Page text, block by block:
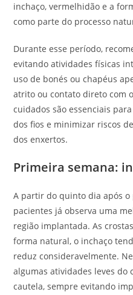
inchaço, vermelhidão e a
como parte do processo
Durante esse período,
evitando atividades físicas
uso de bonés ou chapéus
atrito ou contato direto com
cuidados são essenciais
dos fios e minimizar riscos
dos enxertos.
Primeira semana:
A partir do quinto dia após
pacientes já observa uma
região implantada. As
forma natural, o inchaço
reduz consideravelmente.
algumas atividades leves do
cautela, sempre evitando